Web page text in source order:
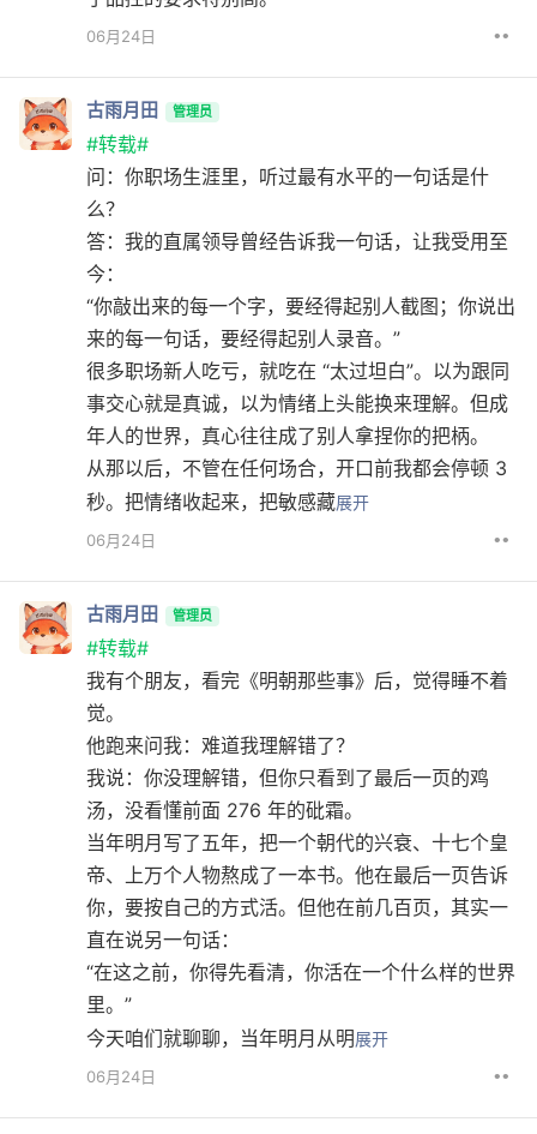
06月24日 ••
古雨月田 管理员
#转载#
问：你职场生涯里，听过最有水平的一句话是什
么？
答：我的直属领导曾经告诉我一句话，让我受用至
今：
“你敲出来的每一个字，要经得起别人截图；你说出
来的每一句话，要经得起别人录音。”
很多职场新人吃亏，就吃在 “太过坦白”。以为跟同
事交心就是真诚，以为情绪上头能换来理解。但成
年人的世界，真心往往成了别人拿捏你的把柄。
从那以后，不管在任何场合，开口前我都会停顿 3
秒。把情绪收起来，把敏感藏展开
06月24日
••
古雨月田 管理员
#转载#
我有个朋友，看完《明朝那些事》后，觉得睡不着
觉。
他跑来问我：难道我理解错了？
我说：你没理解错，但你只看到了最后一页的鸡
汤，没看懂前面 276 年的砒霜。
当年明月写了五年，把一个朝代的兴衰、十七个皇
帝、上万个人物熬成了一本书。他在最后一页告诉
你，要按自己的方式活。但他在前几百页，其实一
直在说另一句话：
“在这之前，你得先看清，你活在一个什么样的世界
里。”
今天咱们就聊聊，当年明月从明展开
06月24日
••